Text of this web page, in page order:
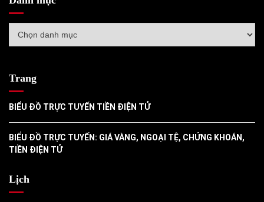
mục
Trang
BIỂU ĐỒ TRỰC TUYẾN TIỀN ĐIỆN TỬ
BIỂU ĐỒ TRỰC TUYẾN: GIÁ VÀNG, NGOẠI TỆ, CHỨNG KHOÁN,
TIỀN ĐIỆN TỬ
Lịch